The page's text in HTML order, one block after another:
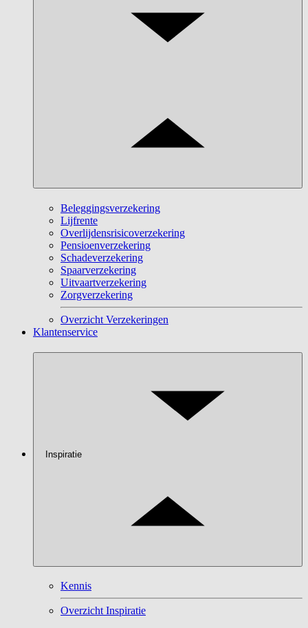
Beleggingsverzekering
Lijfrente
Overlijdensrisicoverzekering
Pensioenverzekering
Schadeverzekering
Spaarverzekering
Uitvaartverzekering
Zorgverzekering
Overzicht Verzekeringen
Klantenservice
Inspiratie
Kennis
Overzicht Inspiratie